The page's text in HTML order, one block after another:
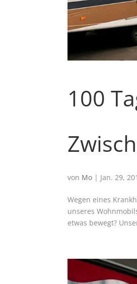
100
von Mo | Jan. 29,
Wegen eines
unseres
etwas bewegt?